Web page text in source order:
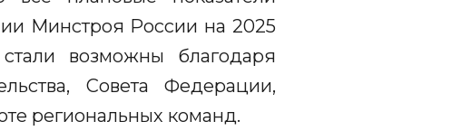
Минстроя России на 2025
возможны благодаря
Совета Федерации,
региональных команд.